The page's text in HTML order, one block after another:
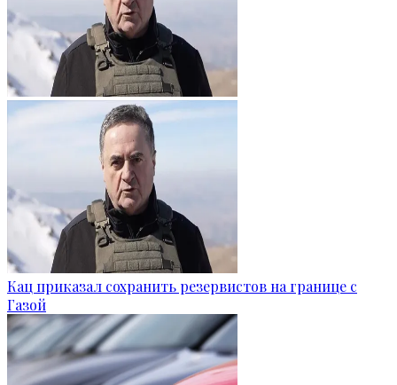
Кац приказал сохранить резервистов на границе с
Газой